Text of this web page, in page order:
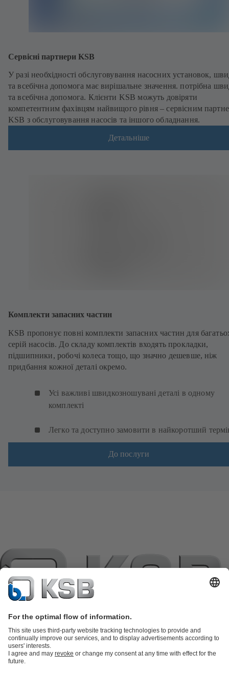
Сервісні партнери KSB
У разі необхідності обслуговування насосних установок,
та всебічна допомога має вирішальне значення. потрібна
та всебічна допомога. Клієнти KSB можуть довіряти
компетентним фахівцям найвищого рівня – сервісним
KSB з обслуговування насосів та іншого обладнання.
Детальніше
Комплекти запасних частин
KSB пропонує повні комплекти запасних частин для
серій насосів. До складу комплектів входять прокладки,
підшипники, робочі колеса тощо, що значно дешевше, ніж
придбання кожної деталі окремо.
Усі важливі швидкозношувані деталі в одному
комплекті
Легко та доступно замовити в найкоротший
До послуги
Каталог продукціїЗапасні частиниТехнічні послугиПрограмне